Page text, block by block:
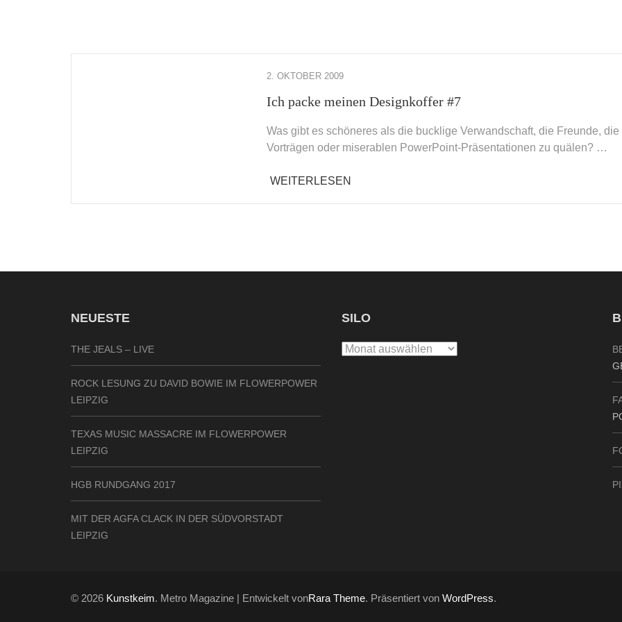
2. OKTOBER 2009
Ich packe meinen Designkoffer #7
Was gibt es schöneres als die bucklige Verwandschaft, die Freunde,
Vorträgen oder miserablen PowerPoint-Präsentationen zu quälen? …
WEITERLESEN
NEUESTE
THE JEALS – LIVE
ROCK LESUNG ZU DAVID BOWIE IM FLOWERPOWER
LEIPZIG
TEXAS MUSIC MASSACRE IM FLOWERPOWER
LEIPZIG
HGB RUNDGANG 2017
MIT DER AGFA CLACK IN DER SÜDVORSTADT
LEIPZIG
SILO
Silo
© 2026 Kunstkeim. Metro Magazine | Entwickelt vonRara Theme. Präsentiert von WordPress.